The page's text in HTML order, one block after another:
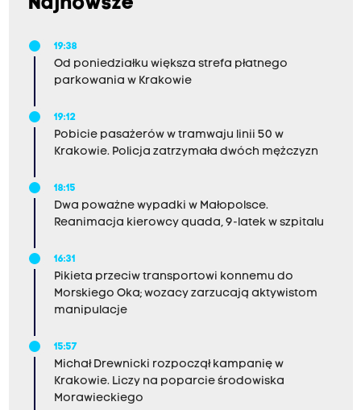
Najnowsze
19:38
Od poniedziałku większa strefa płatnego
parkowania w Krakowie
19:12
Pobicie pasażerów w tramwaju linii 50 w
Krakowie. Policja zatrzymała dwóch mężczyzn
18:15
Dwa poważne wypadki w Małopolsce.
Reanimacja kierowcy quada, 9-latek w szpitalu
16:31
Pikieta przeciw transportowi konnemu do
Morskiego Oka; wozacy zarzucają aktywistom
manipulacje
15:57
Michał Drewnicki rozpoczął kampanię w
Krakowie. Liczy na poparcie środowiska
Morawieckiego